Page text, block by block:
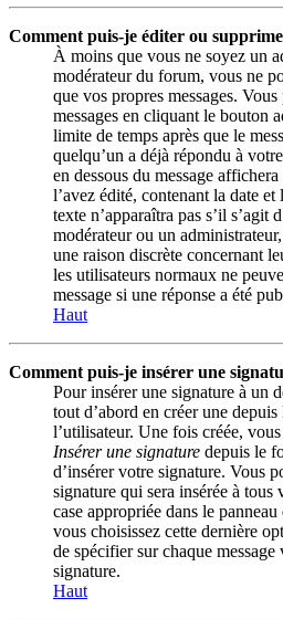
Comment puis-je éditer ou
À moins que vous ne soyez un
modérateur du forum, vous ne
que vos propres messages.
messages en cliquant le bouton
limite de temps après que le
quelqu’un a déjà répondu à
en dessous du message
l’avez édité, contenant la date
texte n’apparaîtra pas s’il s’agit
modérateur ou un
une raison discrète concernant
les utilisateurs normaux ne
message si une réponse a été
Haut
Comment puis-je insérer une
Pour insérer une signature à un
tout d’abord en créer une
l’utilisateur. Une fois créée,
Insérer une signature depuis le
d’insérer votre signature. Vous
signature qui sera insérée à tous
case appropriée dans le
vous choisissez cette dernière
de spécifier sur chaque
signature.
Haut